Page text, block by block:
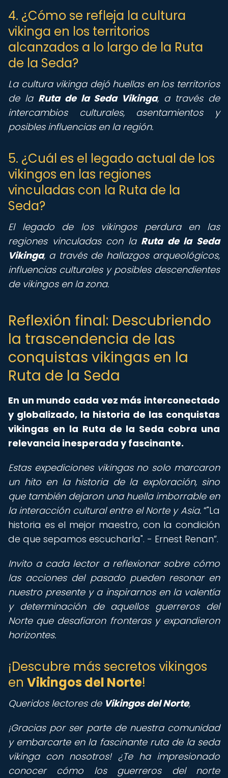
4. ¿Cómo se refleja la cultura
vikinga en los territorios
alcanzados a lo largo de la Ruta
de la Seda?
La cultura vikinga dejó huellas en los territorios
de la Ruta de la Seda Vikinga, a través de
intercambios culturales, asentamientos y
posibles influencias en la región.
5. ¿Cuál es el legado actual de los
vikingos en las regiones
vinculadas con la Ruta de la
Seda?
El legado de los vikingos perdura en las
regiones vinculadas con la Ruta de la Seda
Vikinga, a través de hallazgos arqueológicos,
influencias culturales y posibles descendientes
de vikingos en la zona.
Reflexión final: Descubriendo
la trascendencia de las
conquistas vikingas en la
Ruta de la Seda
En un mundo cada vez más interconectado
y globalizado, la historia de las conquistas
vikingas en la Ruta de la Seda cobra una
relevancia inesperada y fascinante.
Estas expediciones vikingas no solo marcaron
un hito en la historia de la exploración, sino
que también dejaron una huella imborrable en
la interacción cultural entre el Norte y Asia. "La
historia es el mejor maestro, con la condición
de que sepamos escucharla". - Ernest Renan .
Invito a cada lector a reflexionar sobre cómo
las acciones del pasado pueden resonar en
nuestro presente y a inspirarnos en la valentía
y determinación de aquellos guerreros del
Norte que desafiaron fronteras y expandieron
horizontes.
¡Descubre más secretos vikingos
en Vikingos del Norte!
Queridos lectores de Vikingos del Norte,
¡Gracias por ser parte de nuestra comunidad
y embarcarte en la fascinante ruta de la seda
vikinga con nosotros! ¿Te ha impresionado
conocer cómo los guerreros del norte